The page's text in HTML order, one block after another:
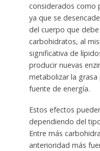
considerados como
ya que se
del cuerpo que
carbohidratos, al
significativa de
producir nuevas
metabolizar la
fuente de energía.
Estos efectos
dependiendo del
Entre más
anterioridad más